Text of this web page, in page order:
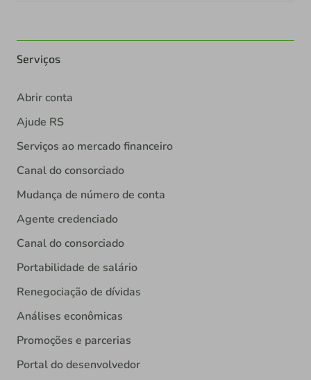
Serviços
Abrir conta
Ajude RS
Serviços ao mercado financeiro
Canal do consorciado
Mudança de número de conta
Agente credenciado
Canal do consorciado
Portabilidade de salário
Renegociação de dívidas
Análises econômicas
Promoções e parcerias
Portal do desenvolvedor